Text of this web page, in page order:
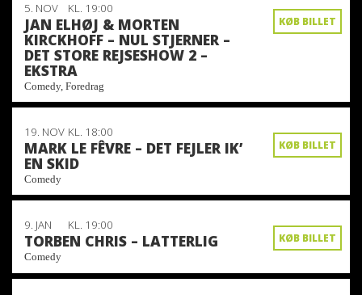
5. NOV KL. 19:00
JAN ELHØJ & MORTEN
KIRCKHOFF – NUL STJERNER –
DET STORE REJSESHOW 2 –
EKSTRA
Comedy, Foredrag
KØB BILLET
19. NOV KL. 18:00
MARK LE FÊVRE – DET FEJLER IK’
EN SKID
Comedy
KØB BILLET
9. JAN KL. 19:00
TORBEN CHRIS – LATTERLIG
Comedy
KØB BILLET